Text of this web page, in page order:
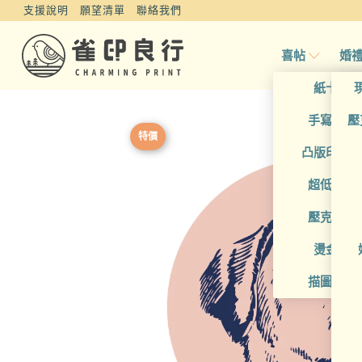
支援說明 願望清單 聯絡我們
喜帖
紙卡喜帖
手寫風喜
凸版印刷
超低價喜
壓克力喜
燙金喜帖
描圖紙喜
婚
特價